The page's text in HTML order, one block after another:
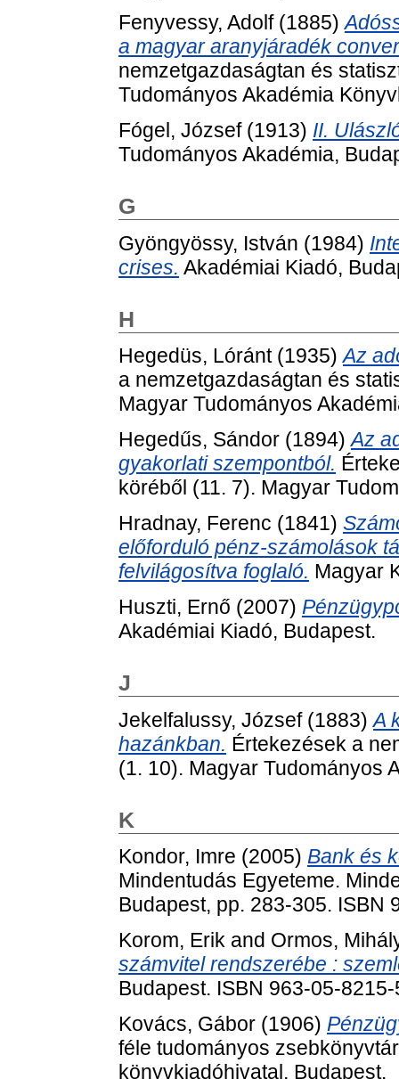
Fenyvessy, Adolf(1885)
a magyar aranyjáradék
nemzetgazdaságtan és
Tudományos Akadémia
Fógel, József(1913) II.
Tudományos Akadémia,
G
Gyöngyössy, István (1984)
crises. Akadémiai Kiadó,
H
Hegedüs, Lóránt(1935)Az
a nemzetgazdaságtan és
Magyar Tudományos
Hegedűs, Sándor (1894)Az
gyakorlati szempontból.
köréből (11. 7). Magyar
Hradnay, Ferenc (1841)
előforduló pénz-számolások
felvilágosítva foglaló. Magyar
Huszti, Ernő (2007)
Akadémiai Kiadó, Budapest.
J
Jekelfalussy, József(1883)A
hazánkban. Értekezések a
(1. 10). Magyar Tudományos
K
Kondor, Imre (2005) Bank és
Mindentudás Egyeteme.
Budapest, pp. 283-305. ISBN
Korom, Erik and Ormos,
számvitel rendszerébe :
Budapest. ISBN 963-05-8215-
Kovács, Gábor (1906)
féle tudományos
könyvkiadóhivatal, Budapest.